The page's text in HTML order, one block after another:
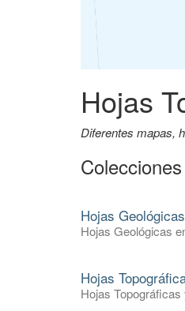
Hojas
Diferentes mapas,
Colecciones
Hojas Geológicas
Hojas Geológicas
Hojas
Hojas